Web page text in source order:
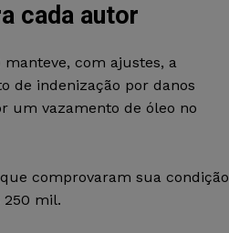
cada autor
com ajustes, a
de indenização por danos
um vazamento de óleo no
comprovaram sua condição
250 mil.